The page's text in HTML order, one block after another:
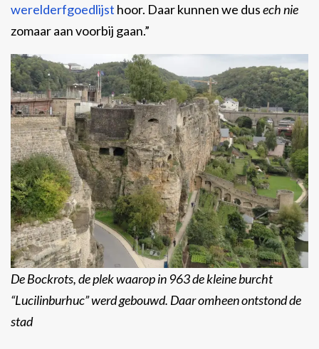
werelderfgoedlijst hoor. Daar kunnen we dusech nie
zomaar aan voorbij gaan.”
De Bockrots, de plek waarop in 963 de kleine burcht
“Lucilinburhuc”werd gebouwd. Daar omheen ontstond de
stad